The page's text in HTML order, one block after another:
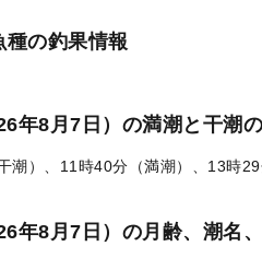
の釣果情報
年8月7日）の満潮と干潮
潮）、11時40分（満潮）、13時
年8月7日）の月齢、潮名